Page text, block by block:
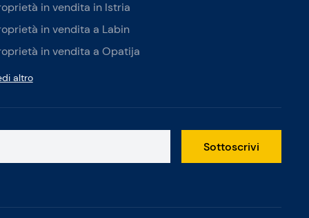
Sottoscrivi
in vendita in Istria
in vendita a Labin
in vendita a Opatija
altro